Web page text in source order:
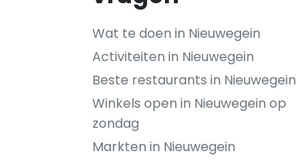
Wat te doen in Nieuwegein
Activiteiten in Nieuwegein
Beste restaurants in Nieuwegein
Winkels open in Nieuwegein op
zondag
Markten in Nieuwegein